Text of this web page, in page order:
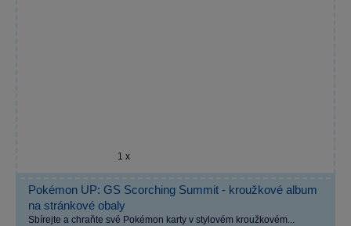
1 x
Pokémon UP: GS Scorching Summit - kroužkové album
na stránkové obaly
Sbírejte a chraňte své Pokémon karty v stylovém kroužkovém...